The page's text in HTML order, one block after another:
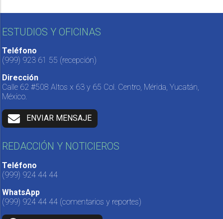
ESTUDIOS Y OFICINAS
Teléfono
(999) 923 61 55 (recepción)
Dirección
Calle 62 #508 Altos x 63 y 65 Col. Centro, Mérida, Yucatán,
México.
ENVIAR MENSAJE
REDACCIÓN Y NOTICIEROS
Teléfono
(999) 924 44 44
WhatsApp
(999) 924 44 44 (comentarios y reportes)